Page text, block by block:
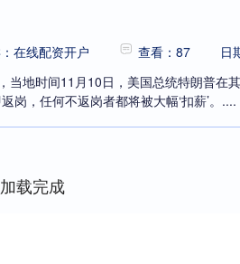
在线配资开户 查看：87
日
当地时间11月10日，美国总统特朗普在
岗，任何不返岗者都将被大幅‘扣薪’。....
载完成